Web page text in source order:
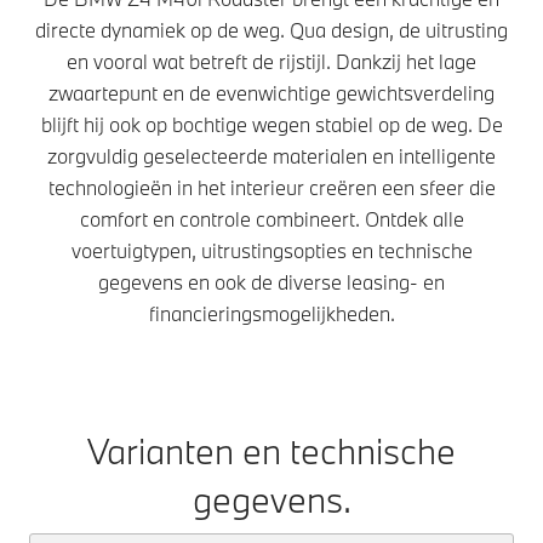
directe dynamiek op de weg. Qua design, de uitrusting
en vooral wat betreft de rijstijl. Dankzij het lage
zwaartepunt en de evenwichtige gewichtsverdeling
blijft hij ook op bochtige wegen stabiel op de weg. De
zorgvuldig geselecteerde materialen en intelligente
technologieën in het interieur creëren een sfeer die
comfort en controle combineert. Ontdek alle
voertuigtypen, uitrustingsopties en technische
gegevens en ook de diverse leasing- en
financieringsmogelijkheden.
Varianten en technische
gegevens.